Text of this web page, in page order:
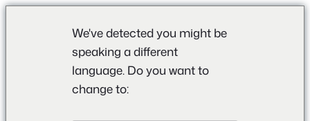
We've detected you might be
speaking a different
language. Do you want to
change to: